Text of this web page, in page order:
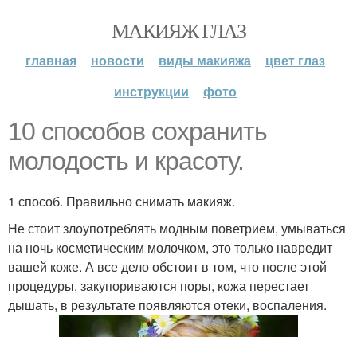
МАКИЯЖ ГЛАЗ
главная новости виды макияжа
цвет глаз
инструкции
фото
10 способов сохранить
молодость и красоту.
1 способ. Правильно снимать макияж.
Не стоит злоупотреблять модным поветрием, умываться
на ночь косметическим молочком, это только навредит
вашей коже. А все дело обстоит в том, что после этой
процедуры, закупориваются поры, кожа перестает
дышать, в результате появляются отеки, воспаления.